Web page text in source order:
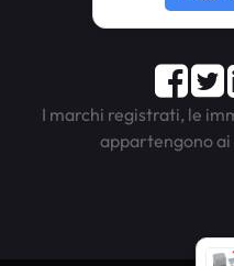
I marchi registrati, le
appartengono